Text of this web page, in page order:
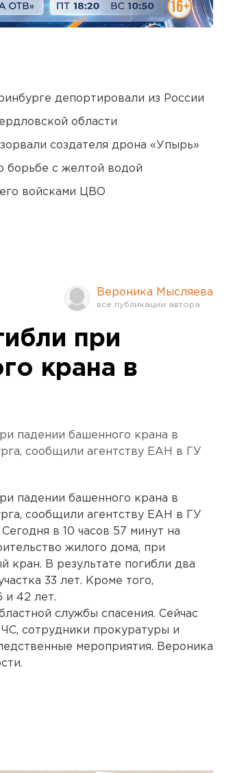
депортировали из России
области
создателя дрона «Упырь»
борьбе с желтой водой
войсками ЦВО
Вероника Мысляева
при
крана в
падении башенного крана в
сообщили агентству ЕАН в ГУ
падении башенного крана в
сообщили агентству ЕАН в ГУ
в 10 часов 57 минут на
жилого дома, при
кран. В результате погибли два
33 лет. Кроме того,
и 42 лет.
службы спасения. Сейчас
сотрудники прокуратуры и
мероприятия. Вероника